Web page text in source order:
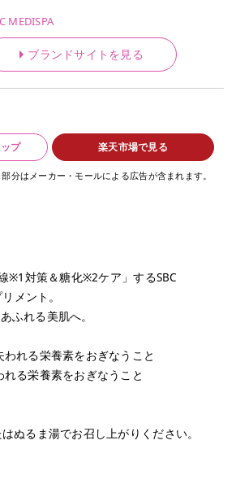
MEDISPA
ブランドサイトを見る
プ 楽天市場で見る
分はメーカー・モールによる広告が含まれます。
※1対策＆糖化※2ケア」するSBC
メント。
ふれる美肌へ。
れる栄養素をおぎなうこと
る栄養素をおぎなうこと
ぬるま湯でお召し上がりください。